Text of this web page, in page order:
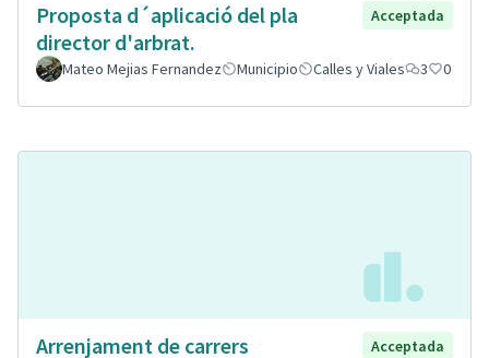
Proposta d´aplicació del pla
director d'arbrat.
Acceptada
Mateo Mejias Fernandez Municipio Calles y Viales 3 0
Arrenjament de carrers
Acceptada